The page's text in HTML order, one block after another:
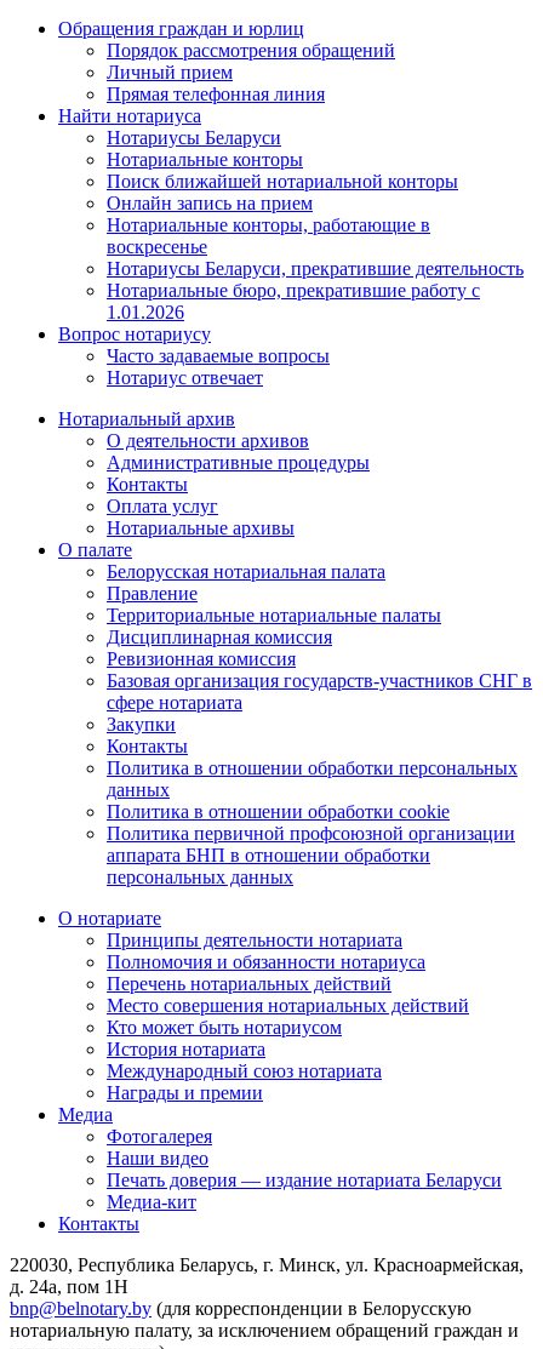
Обращения граждан и юрлиц
Порядок рассмотрения обращений
Личный прием
Прямая телефонная линия
Найти нотариуса
Нотариусы Беларуси
Нотариальные конторы
Поиск ближайшей нотариальной конторы
Онлайн запись на прием
Нотариальные конторы, работающие в
воскресенье
Нотариусы Беларуси, прекратившие деятельность
Нотариальные бюро, прекратившие работу с
1.01.2026
Вопрос нотариусу
Часто задаваемые вопросы
Нотариус отвечает
Нотариальный архив
О деятельности архивов
Административные процедуры
Контакты
Оплата услуг
Нотариальные архивы
О палате
Белорусская нотариальная палата
Правление
Территориальные нотариальные палаты
Дисциплинарная комиссия
Ревизионная комиссия
Базовая организация государств-участников СНГ в
сфере нотариата
Закупки
Контакты
Политика в отношении обработки персональных
данных
Политика в отношении обработки cookie
Политика первичной профсоюзной организации
аппарата БНП в отношении обработки
персональных данных
О нотариате
Принципы деятельности нотариата
Полномочия и обязанности нотариуса
Перечень нотариальных действий
Место совершения нотариальных действий
Кто может быть нотариусом
История нотариата
Международный союз нотариата
Награды и премии
Медиа
Фотогалерея
Наши видео
Печать доверия — издание нотариата Беларуси
Медиа-кит
Контакты
220030, Республика Беларусь, г. Минск, ул. Красноармейская,
д. 24а, пом 1Н
bnp@belnotary.by (для корреспонденции в Белорусскую
нотариальную палату, за исключением обращений граждан и